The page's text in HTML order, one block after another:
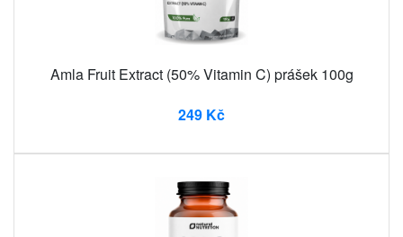
Amla Fruit Extract (50% Vitamin C) prášek 100g
249 Kč